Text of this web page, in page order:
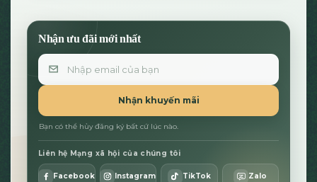
Nhận ưu đãi mới nhất
Email
Nhận khuyến mãi
Bạn có thể hủy đăng ký bất cứ lúc nào.
Liên hệ Mạng xã hội của chúng tôi
Facebook Instagram TikTok Zalo